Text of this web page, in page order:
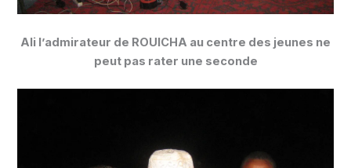
Ali l’admirateur de ROUICHA au centre des jeunes ne
peut pas rater une seconde